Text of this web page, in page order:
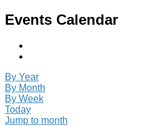
Events Calendar
By Year
By Month
By Week
Today
Jump to month